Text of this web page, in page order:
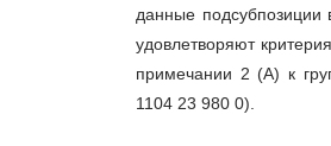
данные подсубпозиции
удовлетворяют
примечании 2 (А) к
1104 23 980 0).